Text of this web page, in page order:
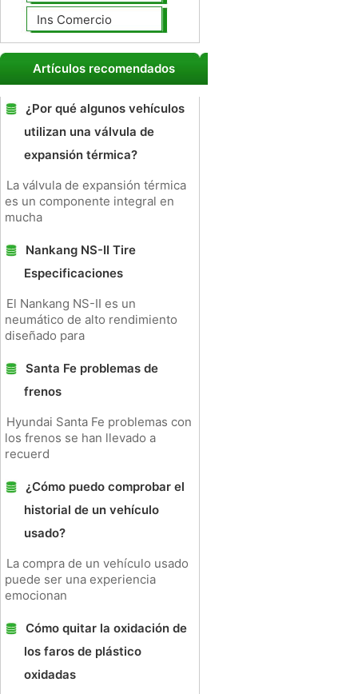
Ins Comercio
Artículos recomendados
¿Por qué algunos vehículos
utilizan una válvula de
expansión térmica?
La válvula de expansión térmica
es un componente integral en
mucha
Nankang NS-II Tire
Especificaciones
El Nankang NS-II es un
neumático de alto rendimiento
diseñado para
Santa Fe problemas de
frenos
Hyundai Santa Fe problemas con
los frenos se han llevado a
recuerd
¿Cómo puedo comprobar el
historial de un vehículo
usado?
La compra de un vehículo usado
puede ser una experiencia
emocionan
Cómo quitar la oxidación de
los faros de plástico
oxidadas